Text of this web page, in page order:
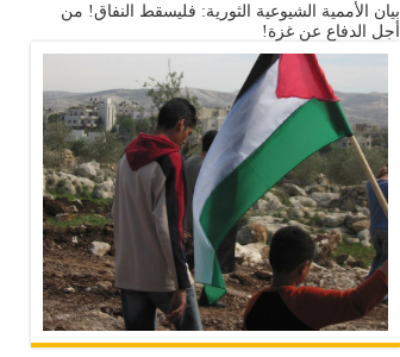
بيان الأممية الشيوعية الثورية: فليسقط النفاق! من
أجل الدفاع عن غزة!